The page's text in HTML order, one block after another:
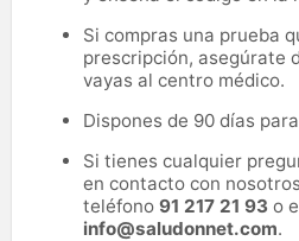
Si compras una prueba
prescripción, asegúrate
vayas al centro médico.
Dispones de 90 días
Si tienes cualquier
en contacto con
teléfono 91 217 21 93 o
info@saludonnet.com.